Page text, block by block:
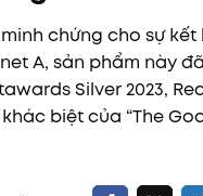
chứng cho sự
A, sản phẩm này
Silver 2023,
biệt của “The